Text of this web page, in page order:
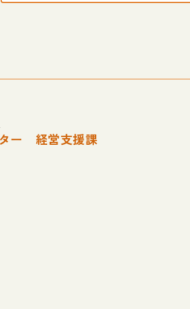
ー 経営支援課